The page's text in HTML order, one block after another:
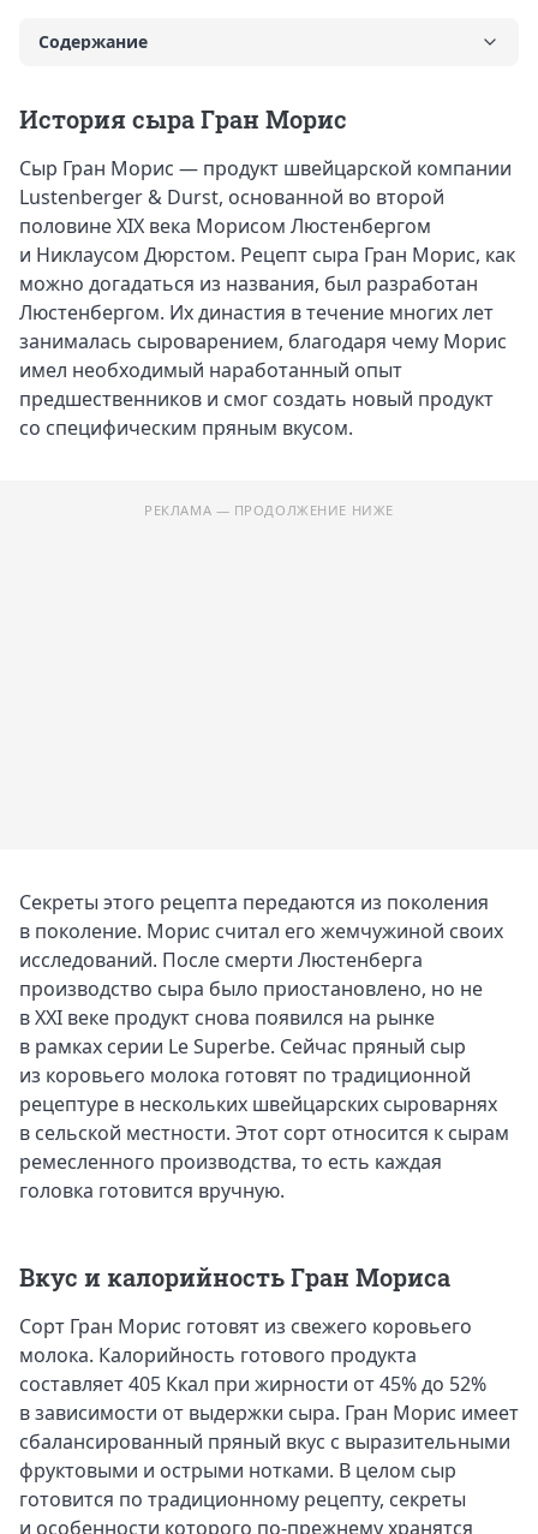
Содержание
Вкус и калорийность Гран Мориса
Польза и вред сыра
Противопоказания к употреблению
Что приготовить
Какое вино подходит к сыру
История сыра Гран Морис
Сыр Гран Морис — продукт швейцарской компании
Lustenberger & Durst, основанной во второй
половине XIX века Морисом Люстенбергом
и Никлаусом Дюрстом. Рецепт сыра Гран Морис, как
можно догадаться из названия, был разработан
Люстенбергом. Их династия в течение многих лет
занималась сыроварением, благодаря чему Морис
имел необходимый наработанный опыт
предшественников и смог создать новый продукт
со специфическим пряным вкусом.
РЕКЛАМА — ПРОДОЛЖЕНИЕ НИЖЕ
Секреты этого рецепта передаются из поколения
в поколение. Морис считал его жемчужиной своих
исследований. После смерти Люстенберга
производство сыра было приостановлено, но не
в XXI веке продукт снова появился на рынке
в рамках серии Le Superbe. Сейчас пряный сыр
из коровьего молока готовят по традиционной
рецептуре в нескольких швейцарских сыроварнях
в сельской местности. Этот сорт относится к сырам
ремесленного производства, то есть каждая
головка готовится вручную.
Вкус и калорийность Гран Мориса
Сорт Гран Морис готовят из свежего коровьего
молока. Калорийность готового продукта
составляет 405 Ккал при жирности от 45% до 52%
в зависимости от выдержки сыра. Гран Морис имеет
сбалансированный пряный вкус с выразительными
фруктовыми и острыми нотками. В целом сыр
готовится по традиционному рецепту, секреты
и особенности которого по-прежнему хранятся